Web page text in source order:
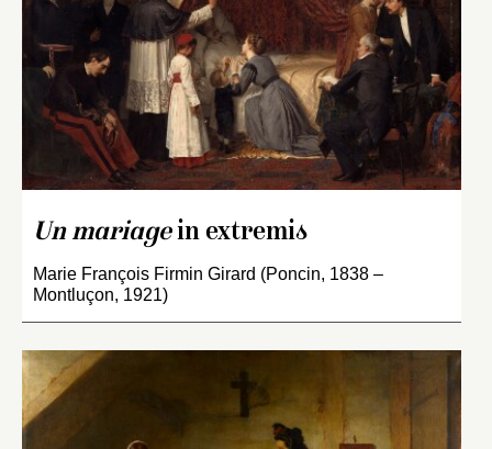
Un mariagein extremis
Marie François Firmin Girard (Poncin, 1838 –
Montluçon, 1921)